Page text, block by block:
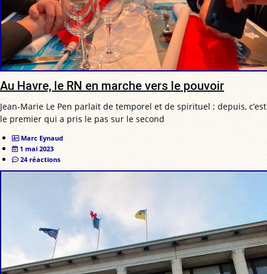
Au Havre, le RN en marche vers le pouvoir
Jean-Marie Le Pen parlait de temporel et de spirituel ; depuis, c’est
le premier qui a pris le pas sur le second
Marc Eynaud
1 mai 2023
24 réactions